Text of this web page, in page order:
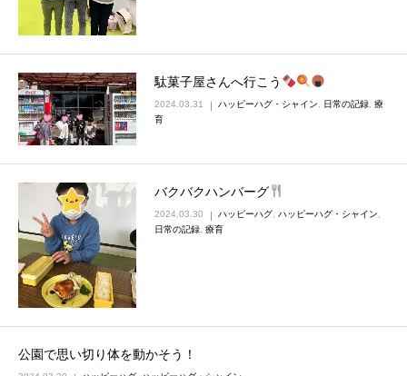
駄菓子屋さんへ行こう
2024.03.31 ハッピーハグ・シャイン 日常の記録 療
育
バクバクハンバーグ
2024.03.30 ハッピーハグ ハッピーハグ・シャイン
日常の記録 療育
公園で思い切り体を動かそう！